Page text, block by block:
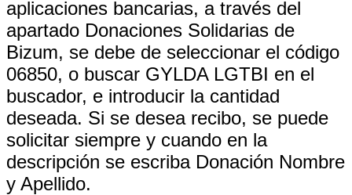
aplicaciones bancarias, a través del
apartado Donaciones Solidarias de
Bizum, se debe de seleccionar el código
06850, o buscar GYLDA LGTBI en el
buscador, e introducir la cantidad
deseada. Si se desea recibo, se puede
solicitar siempre y cuando en la
descripción se escriba Donación Nombre
y Apellido.